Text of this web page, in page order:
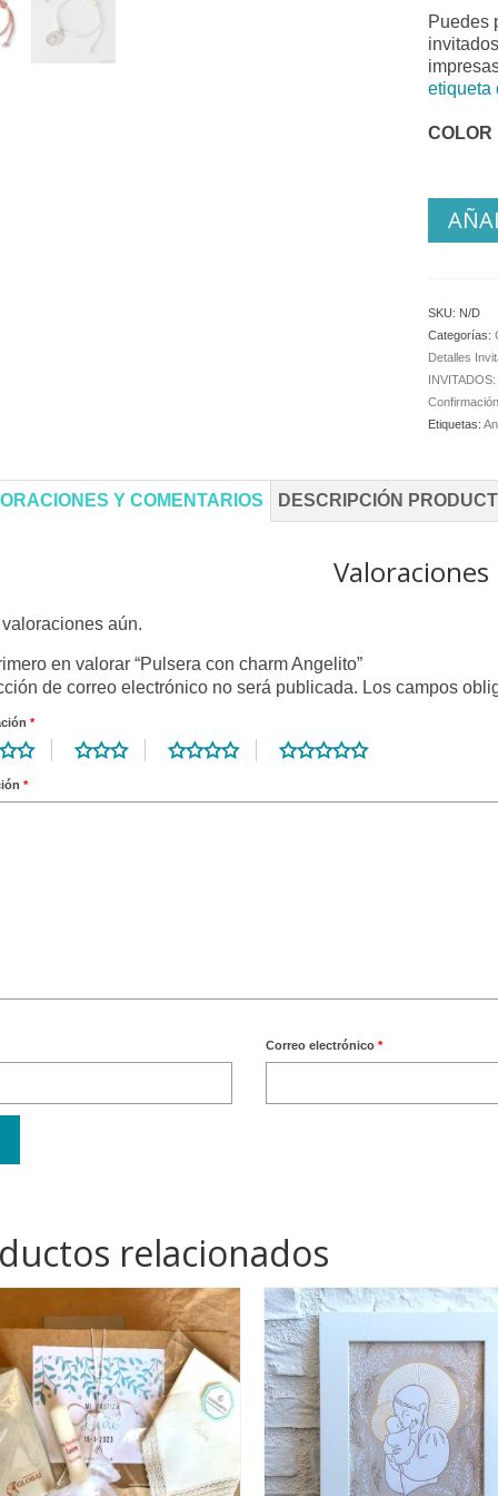
Puedes
etiqueta
COLOR
SKU: N/D
Categorías:
Detalles
Etiquetas:
Y COMENTARIOS DESCRIPCIÓN
Valoraciones
aún.
en valorar “Pulsera con charm Angelito”
de correo electrónico no será publicada. Los campos
*
*
Correo electrónico *
relacionados